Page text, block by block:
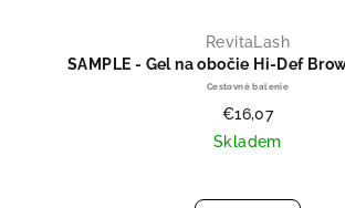
RevitaLash
SAMPLE - Gel na obočie Hi-Def
Cestovné balenie
€16,07
Skladem